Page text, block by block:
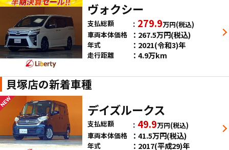
ヴォクシー
支払総額 279.9万円(税込)
車両本体価格
267.5万円(税込)
年式 2021(令和3)年
走行距離 4.9万km
貝塚店の新着車種
デイズルークス
支払総額 49.9万円(税込)
車両本体価格
41.5万円(税込)
年式 2017(平成29)年